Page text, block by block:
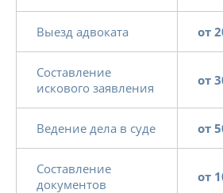
Выезд адвоката от
Составление
искового заявления
от
Ведение дела в суде от
Составление
документов
от